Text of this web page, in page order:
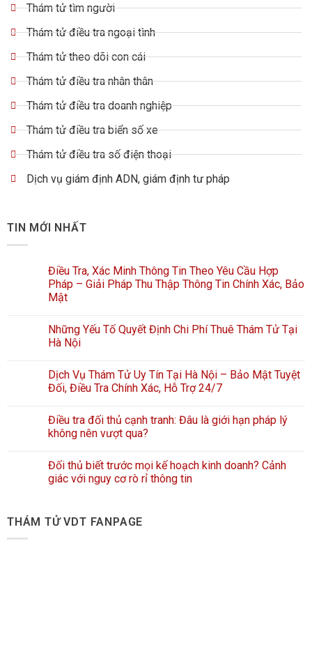
Thám tử tìm người
Thám tử điều tra ngoại tình
Thám tử theo dõi con cái
Thám tử điều tra nhân thân
Thám tử điều tra doanh nghiệp
Thám tử điều tra biển số xe
Thám tử điều tra số điện thoại
Dịch vụ giám định ADN, giám định tư pháp
TIN MỚI NHẤT
Điều Tra, Xác Minh Thông Tin Theo Yêu Cầu Hợp
Pháp – Giải Pháp Thu Thập Thông Tin Chính Xác, Bảo
Mật
Những Yếu Tố Quyết Định Chi Phí Thuê Thám Tử Tại
Hà Nội
Dịch Vụ Thám Tử Uy Tín Tại Hà Nội – Bảo Mật Tuyệt
Đối, Điều Tra Chính Xác, Hỗ Trợ 24/7
Điều tra đối thủ cạnh tranh: Đâu là giới hạn pháp lý
không nên vượt qua?
Đối thủ biết trước mọi kế hoạch kinh doanh? Cảnh
giác với nguy cơ rò rỉ thông tin
THÁM TỬ VDT FANPAGE